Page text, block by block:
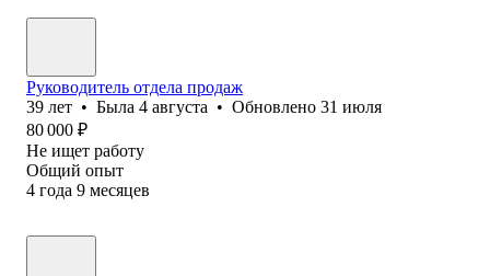
Руководитель отдела продаж
39 лет • Была 4 августа • Обновлено 31 июля
80 000 ₽
Не ищет работу
Общий опыт
4 года 9 месяцев